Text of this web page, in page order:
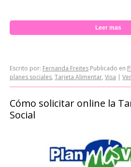
Leer mas
Escrito por: Fernanda Freites Publicado en
planes sociales, Tarjeta Alimentar, Visa |
Cómo solicitar online la
Social